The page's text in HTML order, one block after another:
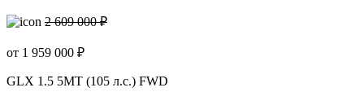
2 609 000 ₽
от 1 959 000 ₽
GLX 1.5 5MT (105 л.с.) FWD